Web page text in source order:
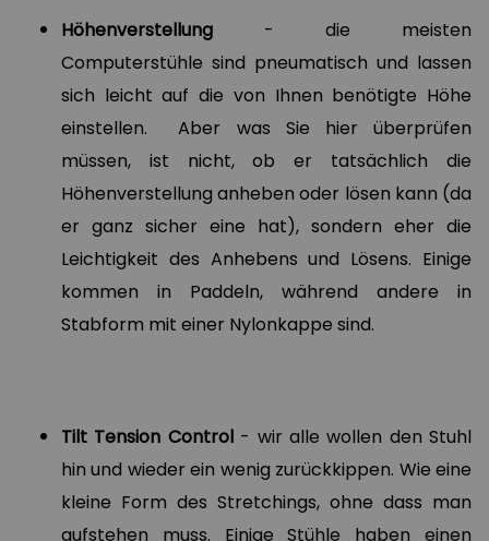
Höhenverstellung - die meisten
Computerstühle sind pneumatisch und lassen
sich leicht auf die von Ihnen benötigte Höhe
einstellen. Aber was Sie hier überprüfen
müssen, ist nicht, ob er tatsächlich die
Höhenverstellung anheben oder lösen kann (da
er ganz sicher eine hat), sondern eher die
Leichtigkeit des Anhebens und Lösens. Einige
kommen in Paddeln, während andere in
Stabform mit einer Nylonkappe sind.
Tilt Tension Control - wir alle wollen den Stuhl
hin und wieder ein wenig zurückkippen. Wie eine
kleine Form des Stretchings, ohne dass man
aufstehen muss. Einige Stühle haben einen